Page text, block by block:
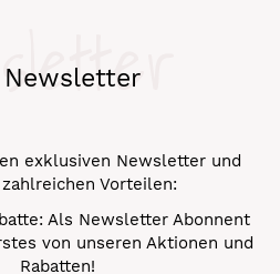
Newsletter
exklusiven Newsletter und
Vorteilen:
Als Newsletter Abonnent
von unseren Aktionen und
Rabatten!